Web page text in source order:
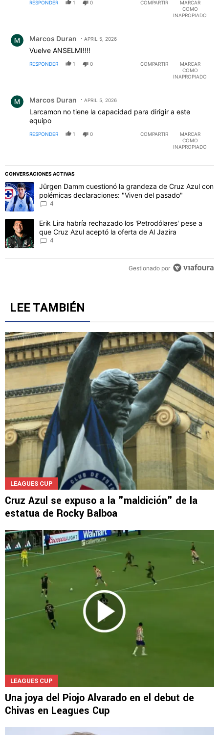
RESPONDER 1 0 COMPARTIR
MARCAR
COMO
INAPROPIADO
Marcos Duran APRIL 5, 2026
Vuelve ANSELMI!!!!
RESPONDER 1 0 COMPARTIR
MARCAR
COMO
INAPROPIADO
Marcos Duran APRIL 5, 2026
Larcamon no tiene la capacidad para dirigir a este
equipo
RESPONDER 1 0 COMPARTIR
MARCAR
COMO
INAPROPIADO
CONVERSACIONES ACTIVAS
Este listado muestra los artículos con más comentarios en los
Un artículo de tendencia con el título "Jürgen Damm cuestionó la
Jürgen Damm cuestionó la grandeza de Cruz Azul con
polémicas declaraciones: "Viven del pasado"
4
Un artículo de tendencia con el título "Erik Lira habría rechazado
Erik Lira habría rechazado los 'Petrodólares' pese a
que Cruz Azul aceptó la oferta de Al Jazira
4
Gestionado por
LEE TAMBIÉN
LEAGUES CUP
Cruz Azul se expuso a la "maldición" de la
estatua de Rocky Balboa
LEAGUES CUP
Una joya del Piojo Alvarado en el debut de
Chivas en Leagues Cup